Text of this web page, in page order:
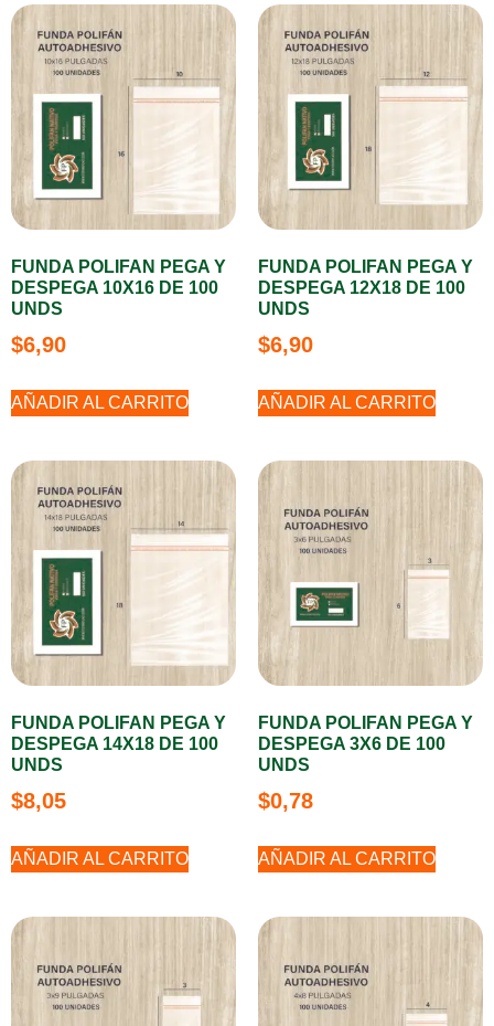
FUNDA POLIFAN PEGA Y
DESPEGA 10X16 DE 100
UNDS
$6,90
AÑADIR AL CARRITO
FUNDA POLIFAN PEGA Y
DESPEGA 12X18 DE 100
UNDS
$6,90
AÑADIR AL CARRITO
FUNDA POLIFAN PEGA Y
DESPEGA 14X18 DE 100
UNDS
$8,05
AÑADIR AL CARRITO
FUNDA POLIFAN PEGA Y
DESPEGA 3X6 DE 100
UNDS
$0,78
AÑADIR AL CARRITO